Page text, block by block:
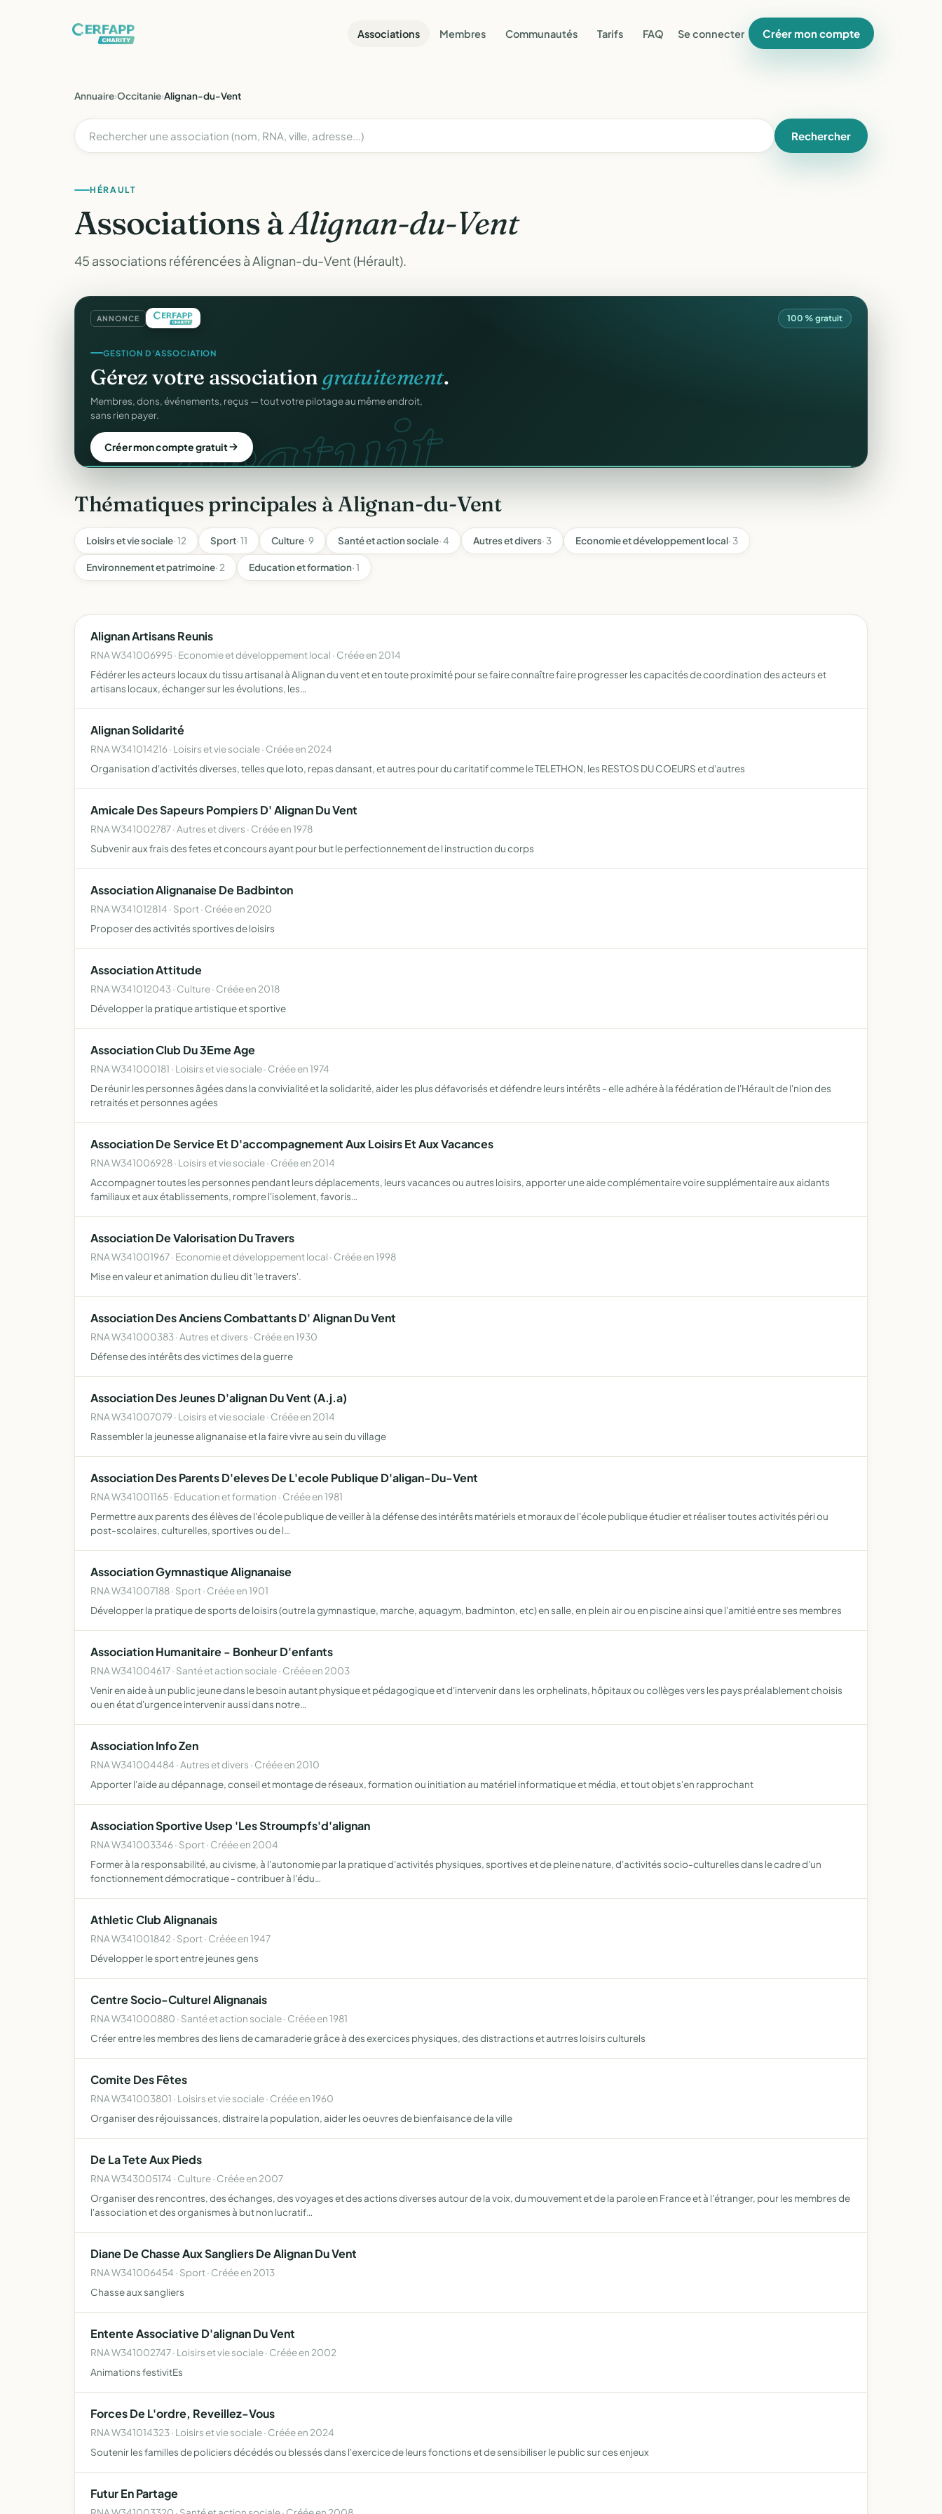
Associations Membres Communautés Tarifs FAQ Se connecter Créer mon compte
Annuaire›Occitanie›Alignan-du-Vent
Rechercher
HÉRAULT
Associations àAlignan-du-Vent
45 associations référencées à Alignan-du-Vent (Hérault).
ANNONCE 100 % gratuit
web.
SITE WEB
Votre site web d'associationoffert.
Une page publique élégante et un site de collecte, prêts en cinq minutes.
Sans webmaster.
Créer mon site gratuit
Thématiques principales à Alignan-du-Vent
Loisirs et vie sociale· 12 Sport· 11 Culture· 9 Santé et action sociale· 4 Autres et divers· 3 Economie et développement local· 3
Environnement et patrimoine· 2 Education et formation· 1
Alignan Artisans Reunis
RNA W341006995 · Economie et développement local · Créée en 2014
Fédérer les acteurs locaux du tissu artisanal à Alignan du vent et en toute proximité pour se faire connaître faire progresser les capacités de coordination des acteurs et
artisans locaux, échanger sur les évolutions, les…
Alignan Solidarité
RNA W341014216 · Loisirs et vie sociale · Créée en 2024
Organisation d'activités diverses, telles que loto, repas dansant, et autres pour du caritatif comme le TELETHON, les RESTOS DU COEURS et d'autres
Amicale Des Sapeurs Pompiers D' Alignan Du Vent
RNA W341002787 · Autres et divers · Créée en 1978
Subvenir aux frais des fetes et concours ayant pour but le perfectionnement de l instruction du corps
Association Alignanaise De Badbinton
RNA W341012814 · Sport · Créée en 2020
Proposer des activités sportives de loisirs
Association Attitude
RNA W341012043 · Culture · Créée en 2018
Développer la pratique artistique et sportive
Association Club Du 3Eme Age
RNA W341000181 · Loisirs et vie sociale · Créée en 1974
De réunir les personnes âgées dans la convivialité et la solidarité, aider les plus défavorisés et défendre leurs intérêts - elle adhére à la fédération de l'Hérault de l'nion des
retraités et personnes agées
Association De Service Et D'accompagnement Aux Loisirs Et Aux Vacances
RNA W341006928 · Loisirs et vie sociale · Créée en 2014
Accompagner toutes les personnes pendant leurs déplacements, leurs vacances ou autres loisirs, apporter une aide complémentaire voire supplémentaire aux aidants
familiaux et aux établissements, rompre l'isolement, favoris…
Association De Valorisation Du Travers
RNA W341001967 · Economie et développement local · Créée en 1998
Mise en valeur et animation du lieu dit 'le travers'.
Association Des Anciens Combattants D' Alignan Du Vent
RNA W341000383 · Autres et divers · Créée en 1930
Défense des intérêts des victimes de la guerre
Association Des Jeunes D'alignan Du Vent (A.j.a)
RNA W341007079 · Loisirs et vie sociale · Créée en 2014
Rassembler la jeunesse alignanaise et la faire vivre au sein du village
Association Des Parents D'eleves De L'ecole Publique D'aligan-Du-Vent
RNA W341001165 · Education et formation · Créée en 1981
Permettre aux parents des élèves de l'école publique de veiller à la défense des intérêts matériels et moraux de l'école publique étudier et réaliser toutes activités péri ou
post-scolaires, culturelles, sportives ou de l…
Association Gymnastique Alignanaise
RNA W341007188 · Sport · Créée en 1901
Développer la pratique de sports de loisirs (outre la gymnastique, marche, aquagym, badminton, etc) en salle, en plein air ou en piscine ainsi que l'amitié entre ses membres
Association Humanitaire - Bonheur D'enfants
RNA W341004617 · Santé et action sociale · Créée en 2003
Venir en aide à un public jeune dans le besoin autant physique et pédagogique et d'intervenir dans les orphelinats, hôpitaux ou collèges vers les pays préalablement choisis
ou en état d'urgence intervenir aussi dans notre…
Association Info Zen
RNA W341004484 · Autres et divers · Créée en 2010
Apporter l'aide au dépannage, conseil et montage de réseaux, formation ou initiation au matériel informatique et média, et tout objet s'en rapprochant
Association Sportive Usep 'Les Stroumpfs'd'alignan
RNA W341003346 · Sport · Créée en 2004
Former à la responsabilité, au civisme, à l'autonomie par la pratique d'activités physiques, sportives et de pleine nature, d'activités socio-culturelles dans le cadre d'un
fonctionnement démocratique - contribuer à l'édu…
Athletic Club Alignanais
RNA W341001842 · Sport · Créée en 1947
Développer le sport entre jeunes gens
Centre Socio-Culturel Alignanais
RNA W341000880 · Santé et action sociale · Créée en 1981
Créer entre les membres des liens de camaraderie grâce à des exercices physiques, des distractions et autrres loisirs culturels
Comite Des Fêtes
RNA W341003801 · Loisirs et vie sociale · Créée en 1960
Organiser des réjouissances, distraire la population, aider les oeuvres de bienfaisance de la ville
De La Tete Aux Pieds
RNA W343005174 · Culture · Créée en 2007
Organiser des rencontres, des échanges, des voyages et des actions diverses autour de la voix, du mouvement et de la parole en France et à l'étranger, pour les membres de
l'association et des organismes à but non lucratif…
Diane De Chasse Aux Sangliers De Alignan Du Vent
RNA W341006454 · Sport · Créée en 2013
Chasse aux sangliers
Entente Associative D'alignan Du Vent
RNA W341002747 · Loisirs et vie sociale · Créée en 2002
Animations festivitEs
Forces De L'ordre, Reveillez-Vous
RNA W341014323 · Loisirs et vie sociale · Créée en 2024
Soutenir les familles de policiers décédés ou blessés dans l'exercice de leurs fonctions et de sensibiliser le public sur ces enjeux
Futur En Partage